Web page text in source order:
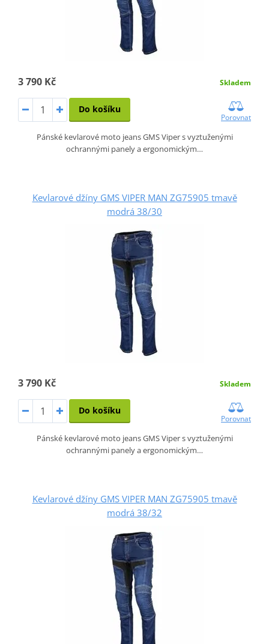
3 790 Kč Skladem
Do košíku
Porovnat
Pánské kevlarové moto jeans GMS Viper s vyztuženými
ochrannými panely a ergonomickým…
Kevlarové džíny GMS VIPER MAN ZG75905 tmavě
modrá 38/30
3 790 Kč Skladem
Do košíku
Porovnat
Pánské kevlarové moto jeans GMS Viper s vyztuženými
ochrannými panely a ergonomickým…
Kevlarové džíny GMS VIPER MAN ZG75905 tmavě
modrá 38/32